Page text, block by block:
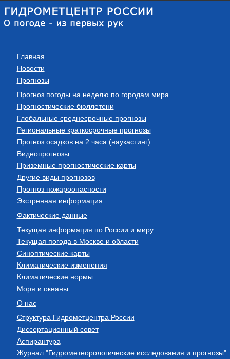
Главная
Новости
Прогнозы
Прогноз погоды на неделю по городам мира
Прогностические бюллетени
Глобальные среднесрочные прогнозы
Региональные краткосрочные прогнозы
Прогноз осадков на 2 часа (наукастинг)
Видеопрогнозы
Приземные прогностические карты
Другие виды прогнозов
Прогноз пожароопасности
Экстренная информация
Фактические данные
Текущая информация по России и миру
Текущая погода в Москве и области
Синоптические карты
Климатические изменения
Климатические нормы
Моря и океаны
О нас
Структура Гидрометцентра России
Диссертационный совет
Аспирантура
Журнал "Гидрометеорологические исследования и прогнозы"